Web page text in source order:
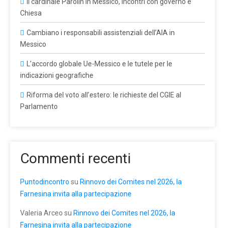
Chiesa
Cambiano i responsabili assistenziali dell’AIA in
Messico
L’accordo globale Ue-Messico e le tutele per le
indicazioni geografiche
Riforma del voto all’estero: le richieste del CGIE al
Parlamento
Commenti recenti
Puntodincontro su Rinnovo dei Comites nel 2026, la
Farnesina invita alla partecipazione
Valeria Arceo su Rinnovo dei Comites nel 2026, la
Farnesina invita alla partecipazione